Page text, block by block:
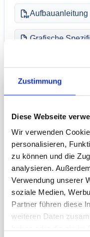
Zustimmung
Diese Webseite
Wir verwenden
personalisieren,
zu können und die
analysieren.
Verwendung unserer
soziale Medien,
Partner führen diese
weiteren Daten
Aufbauanleitung
Grafische
3m x 5m mit
Flachbildschirm
Regale und
gedrucktes
Counter können
nehmen und
Technische